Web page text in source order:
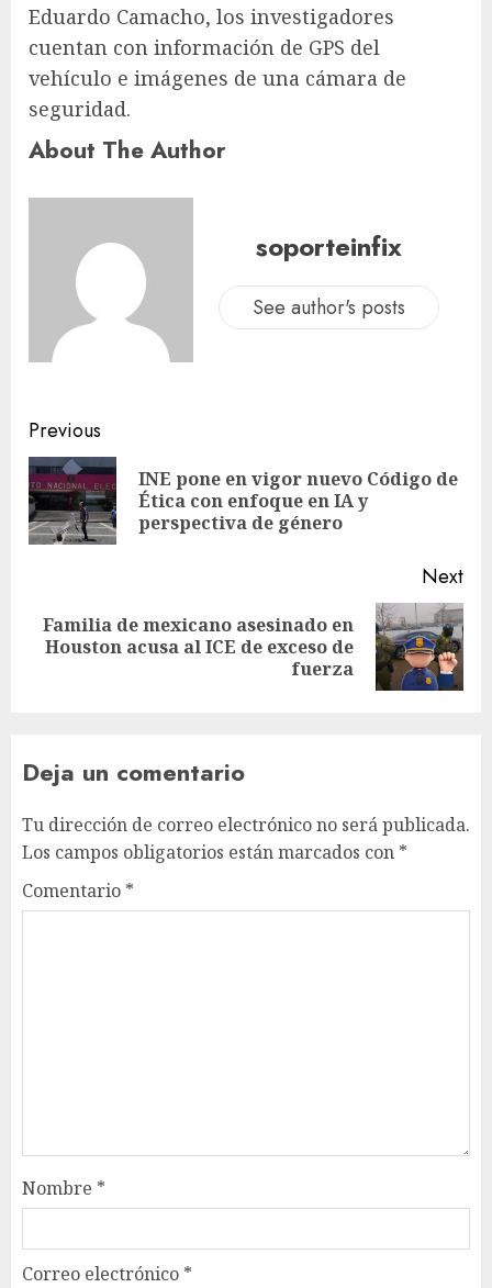
Eduardo Camacho, los investigadores
cuentan con información de GPS del
vehículo e imágenes de una cámara de
seguridad.
About The Author
soporteinfix
See author's posts
Previous
INE pone en vigor nuevo Código de
Ética con enfoque en IA y
perspectiva de género
Next
Familia de mexicano asesinado en
Houston acusa al ICE de exceso de
fuerza
Deja un comentario
Tu dirección de correo electrónico no será publicada.
Los campos obligatorios están marcados con *
Comentario *
Nombre *
Correo electrónico *